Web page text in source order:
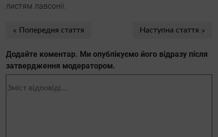
листям лавсонії.
Попередня стаття Наступна стаття
Додайте коментар. Ми опублікуємо його відразу після
затвердження модератором.